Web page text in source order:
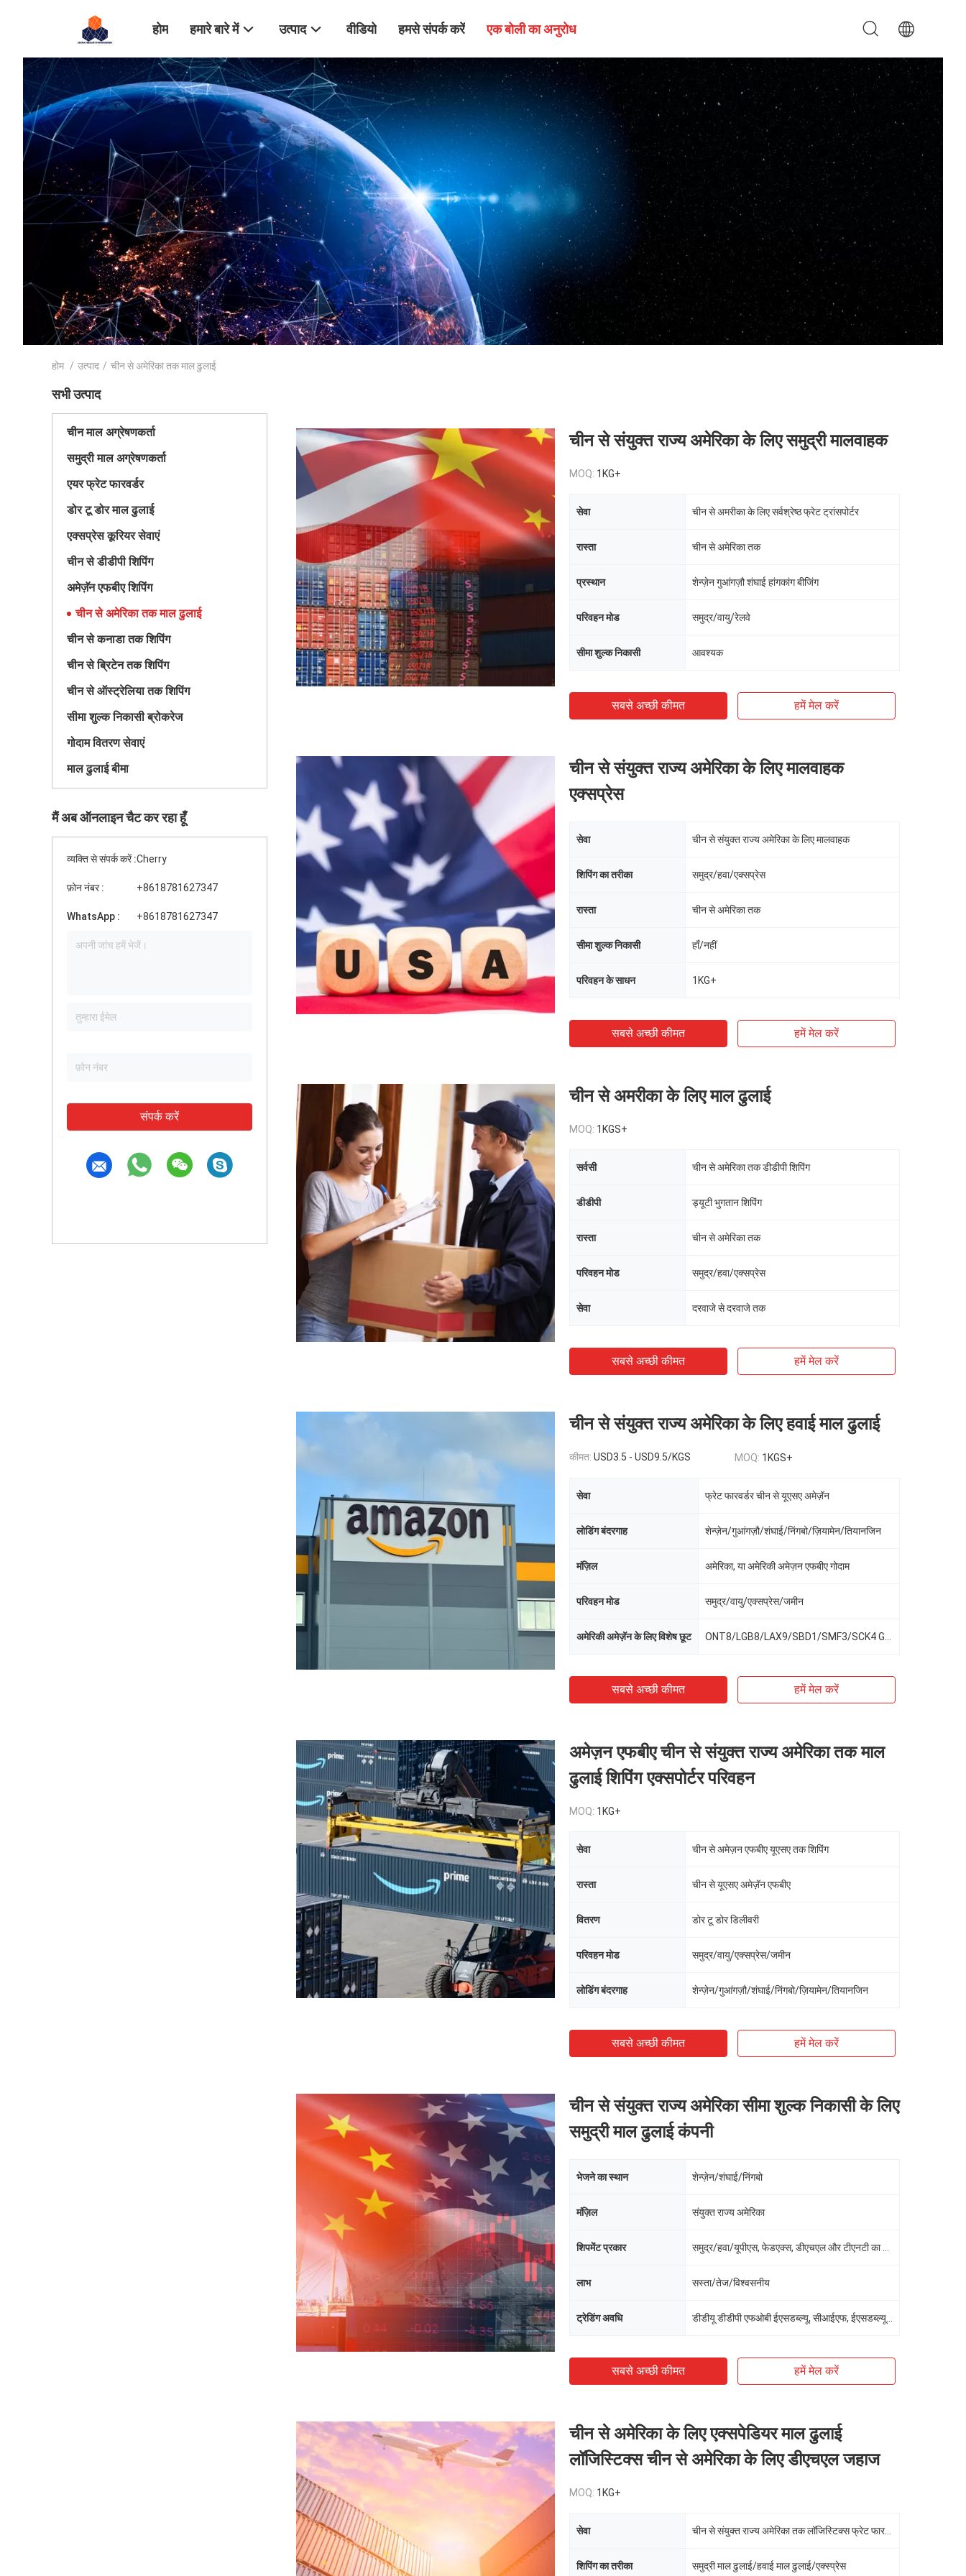
होम हमारे बारे में उत्पाद वीडियो हमसे संपर्क करें एक बोली का अनुरोध
होम / उत्पाद / चीन से अमेरिका तक माल ढुलाई
सभी उत्पाद
चीन माल अग्रेषणकर्ता
समुद्री माल अग्रेषणकर्ता
एयर फ्रेट फारवर्डर
डोर टू डोर माल ढुलाई
एक्सप्रेस कूरियर सेवाएं
चीन से डीडीपी शिपिंग
अमेज़ॅन एफबीए शिपिंग
चीन से अमेरिका तक माल ढुलाई
चीन से कनाडा तक शिपिंग
चीन से ब्रिटेन तक शिपिंग
चीन से ऑस्ट्रेलिया तक शिपिंग
सीमा शुल्क निकासी ब्रोकरेज
गोदाम वितरण सेवाएं
माल ढुलाई बीमा
मैं अब ऑनलाइन चैट कर रहा हूँ
व्यक्ति से संपर्क करें :Cherry
फ़ोन नंबर : +8618781627347
WhatsApp : +8618781627347
संपर्क करें
चीन से संयुक्त राज्य अमेरिका के लिए समुद्री मालवाहक
MOQ: 1KG+
सेवा चीन से अमरीका के लिए सर्वश्रेष्ठ फ्रेट ट्रांसपोर्टर
रास्ता चीन से अमेरिका तक
प्रस्थान शेन्ज़ेन गुआंगज़ौ शंघाई हांगकांग बीजिंग
परिवहन मोड समुद्र/वायु/रेलवे
सीमा शुल्क निकासी आवश्यक
सबसे अच्छी कीमत हमें मेल करें
चीन से संयुक्त राज्य अमेरिका के लिए मालवाहक
एक्सप्रेस
सेवा चीन से संयुक्त राज्य अमेरिका के लिए मालवाहक
शिपिंग का तरीका समुद्र/हवा/एक्सप्रेस
रास्ता चीन से अमेरिका तक
सीमा शुल्क निकासी हाँ/नहीं
परिवहन के साधन 1KG+
सबसे अच्छी कीमत हमें मेल करें
चीन से अमरीका के लिए माल ढुलाई
MOQ: 1KGS+
सर्वसी चीन से अमेरिका तक डीडीपी शिपिंग
डीडीपी ड्यूटी भुगतान शिपिंग
रास्ता चीन से अमेरिका तक
परिवहन मोड समुद्र/हवा/एक्सप्रेस
सेवा दरवाजे से दरवाजे तक
सबसे अच्छी कीमत हमें मेल करें
चीन से संयुक्त राज्य अमेरिका के लिए हवाई माल ढुलाई
कीमत: USD3.5 - USD9.5/KGS MOQ: 1KGS+
सेवा फ्रेट फारवर्डर चीन से यूएसए अमेज़ॅन
लोडिंग बंदरगाह शेन्ज़ेन/गुआंगज़ौ/शंघाई/निंगबो/ज़ियामेन/तियानजिन
मंज़िल अमेरिका, या अमेरिकी अमेज़न एफबीए गोदाम
परिवहन मोड समुद्र/वायु/एक्सप्रेस/जमीन
अमेरिकी अमेज़ॅन के लिए विशेष छूट
सबसे अच्छी कीमत हमें मेल करें
अमेज़न एफबीए चीन से संयुक्त राज्य अमेरिका तक माल
ढुलाई शिपिंग एक्सपोर्टर परिवहन
MOQ: 1KG+
सेवा चीन से अमेज़न एफबीए यूएसए तक शिपिंग
रास्ता चीन से यूएसए अमेज़ॅन एफबीए
वितरण डोर टू डोर डिलीवरी
परिवहन मोड समुद्र/वायु/एक्सप्रेस/जमीन
लोडिंग बंदरगाह शेन्ज़ेन/गुआंगज़ौ/शंघाई/निंगबो/ज़ियामेन/तियानजिन
सबसे अच्छी कीमत हमें मेल करें
चीन से संयुक्त राज्य अमेरिका सीमा शुल्क निकासी के लिए
समुद्री माल ढुलाई कंपनी
भेजने का स्थान शेन्ज़ेन/शंघाई/निंगबो
मंज़िल संयुक्त राज्य अमेरिका
शिपमेंट प्रकार
लाभ सस्ता/तेज/विश्वसनीय
ट्रेडिंग अवधि
सबसे अच्छी कीमत हमें मेल करें
चीन से अमेरिका के लिए एक्सपेडियर माल ढुलाई
लॉजिस्टिक्स चीन से अमेरिका के लिए डीएचएल जहाज
MOQ: 1KG+
सेवा चीन से संयुक्त राज्य अमेरिका तक लॉजिस्टिक्स फ्रेट फारवर्डर
शिपिंग का तरीका समुद्री माल ढुलाई/हवाई माल ढुलाई/एक्स्प्रेस